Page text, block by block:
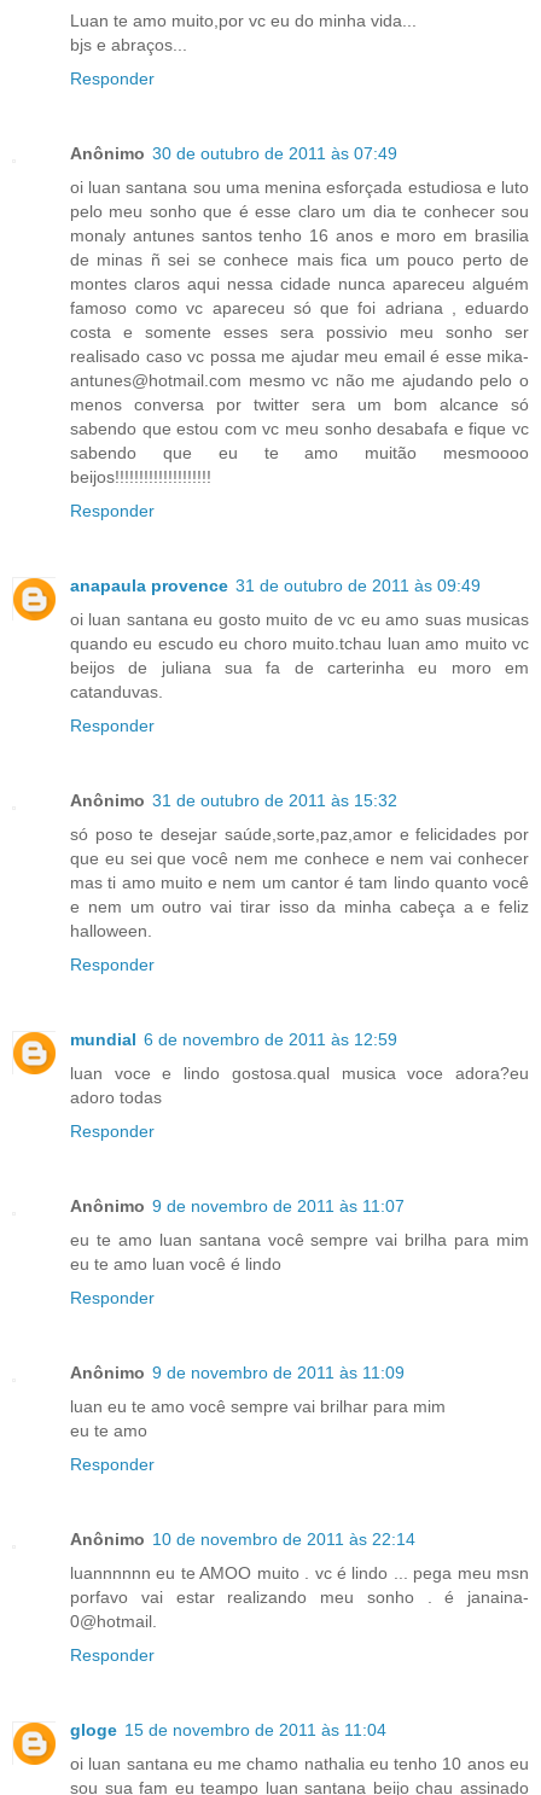
Luan te amo muito,por vc eu do minha vida...
bjs e abraços...
Responder
Anônimo 30 de outubro de 2011 às 07:49
oi luan santana sou uma menina esforçada estudiosa e luto
pelo meu sonho que é esse claro um dia te conhecer sou
monaly antunes santos tenho 16 anos e moro em brasilia
de minas ñ sei se conhece mais fica um pouco perto de
montes claros aqui nessa cidade nunca apareceu alguém
famoso como vc apareceu só que foi adriana , eduardo
costa e somente esses sera possivio meu sonho ser
realisado caso vc possa me ajudar meu email é esse mika-
antunes@hotmail.com mesmo vc não me ajudando pelo o
menos conversa por twitter sera um bom alcance só
sabendo que estou com vc meu sonho desabafa e fique vc
sabendo que eu te amo muitão mesmoooo
beijos!!!!!!!!!!!!!!!!!!!!
Responder
anapaula provence 31 de outubro de 2011 às 09:49
oi luan santana eu gosto muito de vc eu amo suas musicas
quando eu escudo eu choro muito.tchau luan amo muito vc
beijos de juliana sua fa de carterinha eu moro em
catanduvas.
Responder
Anônimo 31 de outubro de 2011 às 15:32
só poso te desejar saúde,sorte,paz,amor e felicidades por
que eu sei que você nem me conhece e nem vai conhecer
mas ti amo muito e nem um cantor é tam lindo quanto você
e nem um outro vai tirar isso da minha cabeça a e feliz
halloween.
Responder
mundial 6 de novembro de 2011 às 12:59
luan voce e lindo gostosa.qual musica voce adora?eu
adoro todas
Responder
Anônimo 9 de novembro de 2011 às 11:07
eu te amo luan santana você sempre vai brilha para mim
eu te amo luan você é lindo
Responder
Anônimo 9 de novembro de 2011 às 11:09
luan eu te amo você sempre vai brilhar para mim
eu te amo
Responder
Anônimo 10 de novembro de 2011 às 22:14
luannnnnn eu te AMOO muito . vc é lindo ... pega meu msn
porfavo vai estar realizando meu sonho . é janaina-
0@hotmail.
Responder
gloge 15 de novembro de 2011 às 11:04
oi luan santana eu me chamo nathalia eu tenho 10 anos eu
sou sua fam eu teampo luan santana beijo chau assinado